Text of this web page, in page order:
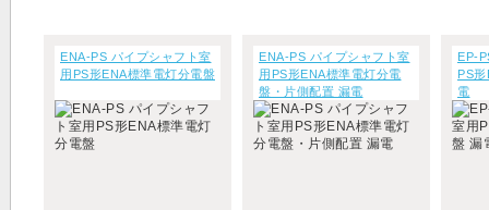
ENA-PS パイプシャフト室
用PS形ENA標準電灯分電盤
ENA-PS パイプシャフト室
用PS形ENA標準電灯分電
盤・片側配置 漏電
EP-
PS
電